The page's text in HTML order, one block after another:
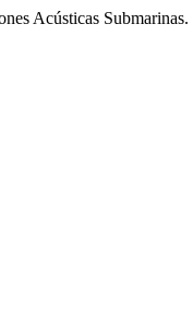
Acústicas Submarinas.